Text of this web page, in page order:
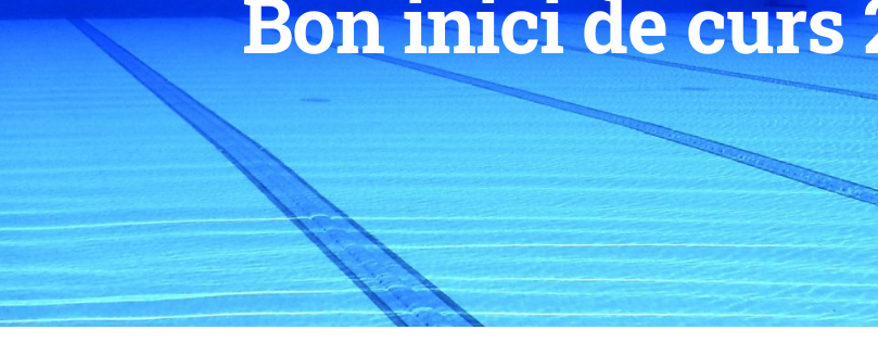
Bon inici de curs